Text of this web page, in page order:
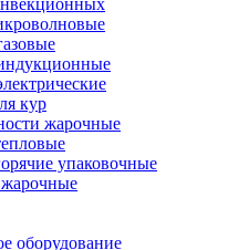
кур
жарочные
упаковочные
оборудование